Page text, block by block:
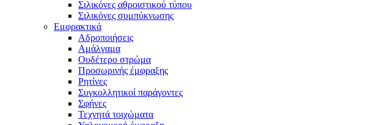
Σιλικόνες αθροιστικού τύπου
Σιλικόνες συμπύκνωσης
Εμφρακτικά
Αδροποιήσεις
Αμάλγαμα
Ουδέτερο στρώμα
Προσωρινής έμφραξης
Ρητίνες
Συγκολλητικοί παράγοντες
Σφήνες
Τεχνητά τοιχώματα